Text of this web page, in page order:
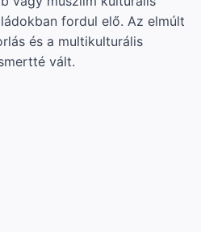
fordul elő. Az elmúlt
és a multikulturális
vált.